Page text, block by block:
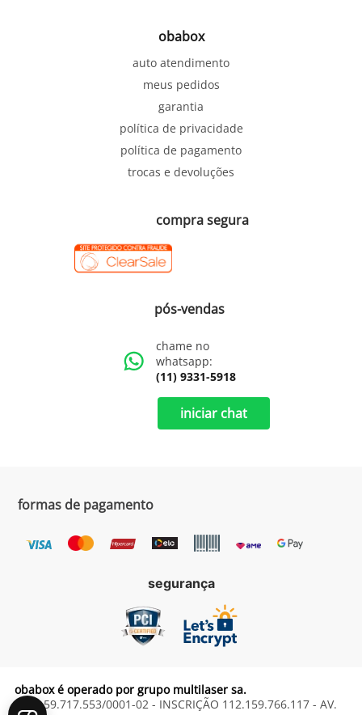
obabox
auto atendimento
meus pedidos
garantia
política de privacidade
política de pagamento
trocas e devoluções
compra segura
pós-vendas
chame no
whatsapp:
(11) 9331-5918
iniciar chat
formas de pagamento
segurança
obabox é operado por grupo multilaser sa.
CNPJ 59.717.553/0001-02 - INSCRIÇÃO 112.159.766.117 - AV.